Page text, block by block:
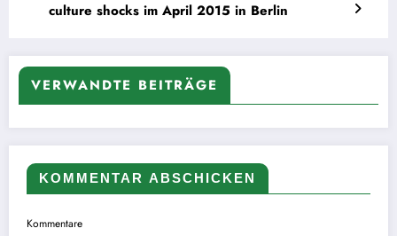
culture shocks im April 2015 in Berlin
VERWANDTE BEITRÄGE
KOMMENTAR ABSCHICKEN
Kommentare